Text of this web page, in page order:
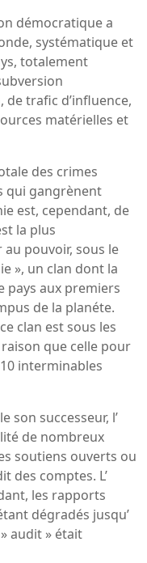
démocratique a
systématique et
totalement
de trafic d’influence,
matérielles et
des crimes
qui gangrènent
est, cependant, de
la plus
pouvoir, sous le
», un clan dont la
pays aux premiers
de la planéte.
clan est sous les
que celle pour
interminables
son successeur, l’
de nombreux
soutiens ouverts ou
des comptes. L’
les rapports
dégradés jusqu’
audit » était